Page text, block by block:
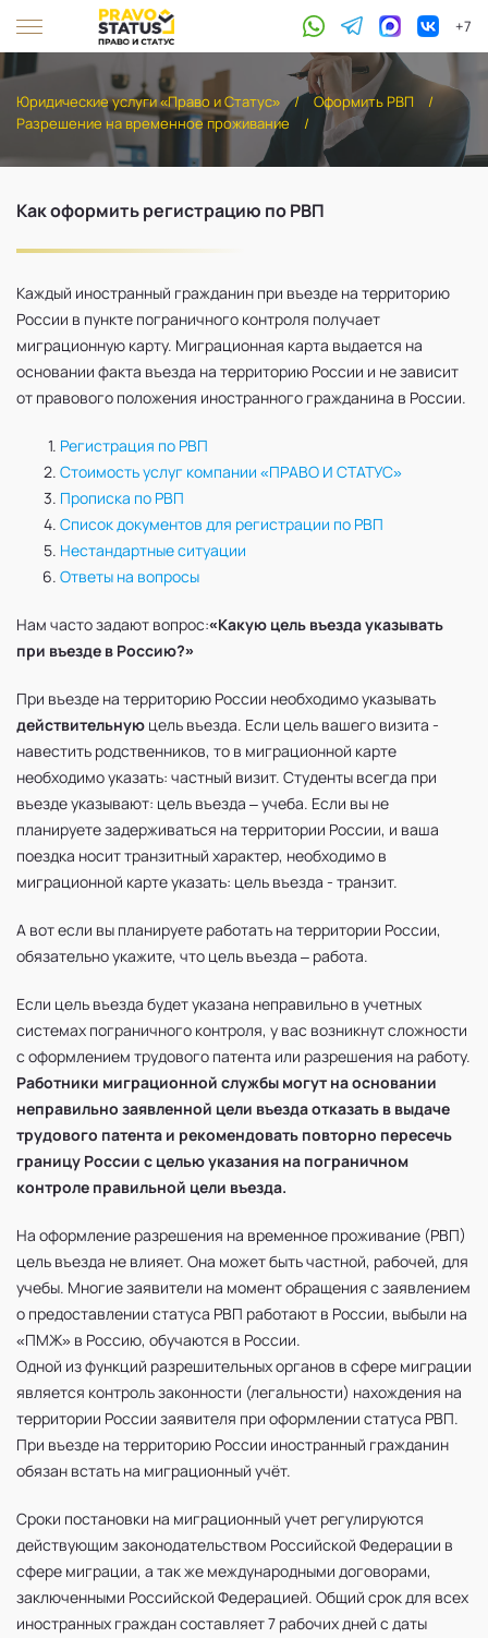
+7
Юридические услуги «Право и Статус» / Оформить РВП
/
Разрешение на временное проживание
/
Как оформить регистрацию по РВП
Каждый иностранный гражданин при въезде на территорию
России в пункте пограничного контроля получает
миграционную карту. Миграционная карта выдается на
основании факта въезда на территорию России и не зависит
от правового положения иностранного гражданина в России.
Регистрация по РВП
Стоимость услуг компании «ПРАВО И СТАТУС»
Прописка по РВП
Список документов для регистрации по РВП
Нестандартные ситуации
Ответы на вопросы
Нам часто задают вопрос:«Какую цель въезда указывать
при въезде в Россию?»
При въезде на территорию России необходимо указывать
действительную цель въезда. Если цель вашего визита -
навестить родственников, то в миграционной карте
необходимо указать: частный визит. Студенты всегда при
въезде указывают: цель въезда – учеба. Если вы не
планируете задерживаться на территории России, и ваша
поездка носит транзитный характер, необходимо в
миграционной карте указать: цель въезда - транзит.
А вот если вы планируете работать на территории России,
обязательно укажите, что цель въезда – работа.
Если цель въезда будет указана неправильно в учетных
системах пограничного контроля, у вас возникнут сложности
с оформлением трудового патента или разрешения на работу.
Работники миграционной службы могут на основании
неправильно заявленной цели въезда отказать в выдаче
трудового патента и рекомендовать повторно пересечь
границу России с целью указания на пограничном
контроле правильной цели въезда.
На оформление разрешения на временное проживание (РВП)
цель въезда не влияет. Она может быть частной, рабочей, для
учебы. Многие заявители на момент обращения с заявлением
о предоставлении статуса РВП работают в России, выбыли на
«ПМЖ» в Россию, обучаются в России.
Одной из функций разрешительных органов в сфере миграции
является контроль законности (легальности) нахождения на
территории России заявителя при оформлении статуса РВП.
При въезде на территорию России иностранный гражданин
обязан встать на миграционный учёт.
Сроки постановки на миграционный учет регулируются
действующим законодательством Российской Федерации в
сфере миграции, а так же международными договорами,
заключенными Российской Федерацией. Общий срок для всех
иностранных граждан составляет 7 рабочих дней с даты